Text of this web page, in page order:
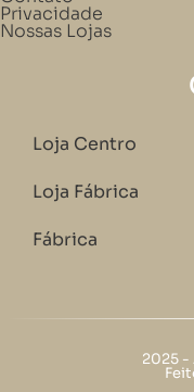
Privacidade
Nossas Lojas
Loja Centro
Loja Fábrica
Fábrica
2025 -